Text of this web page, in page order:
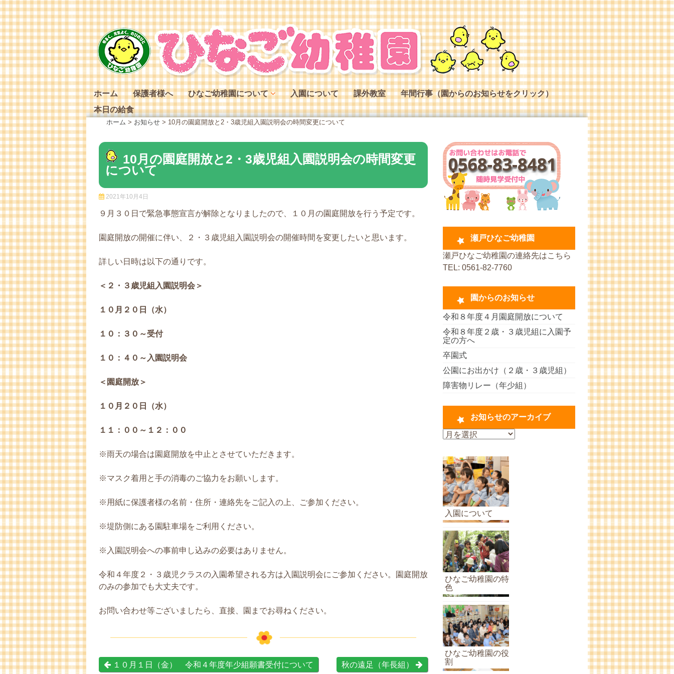
Skip
to
content
ホーム 保護者様へ
ひなご幼稚園について
ひなご幼稚園の特色
ひなご幼稚園の役割
ひなご幼稚園の一日
入園について 課外教室
年間行事（園からのお知らせをクリック）
本日の給食
ホーム > お知らせ > 10月の園庭開放と2・3歳児組入園説明会の時間変更について
10月の園庭開放と2・3歳児組入園説明会の時間変更
について
2021年10月4日
９月３０日で緊急事態宣言が解除となりましたので、１０月の園庭開放を行う予定です。
園庭開放の開催に伴い、２・３歳児組入園説明会の開催時間を変更したいと思います。
詳しい日時は以下の通りです。
＜２・３歳児組入園説明会＞
１０月２０日（水）
１０：３０～受付
１０：４０～入園説明会
＜園庭開放＞
１０月２０日（水）
１１：００～１２：００
※雨天の場合は園庭開放を中止とさせていただきます。
※マスク着用と手の消毒のご協力をお願いします。
※用紙に保護者様の名前・住所・連絡先をご記入の上、ご参加ください。
※堤防側にある園駐車場をご利用ください。
※入園説明会への事前申し込みの必要はありません。
令和４年度２・３歳児クラスの入園希望される方は入園説明会にご参加ください。園庭開放
のみの参加でも大丈夫です。
お問い合わせ等ございましたら、直接、園までお尋ねください。
１０月１日（金） 令和４年度年少組願書受付について 秋の遠足（年長組）
瀬戸ひなご幼稚園
瀬戸ひなご幼稚園の連絡先はこちら
TEL: 0561-82-7760
園からのお知らせ
令和８年度４月園庭開放について
令和８年度２歳・３歳児組に入園予
定の方へ
卒園式
公園にお出かけ（２歳・３歳児組）
障害物リレー（年少組）
お知らせのアーカイブ
お
ら
せ
の
ア
ー
カ
イ
ブ
入園について
ひなご幼稚園の特
色
ひなご幼稚園の役
割